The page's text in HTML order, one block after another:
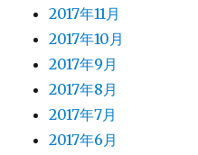
2017年11月
2017年10月
2017年9月
2017年8月
2017年7月
2017年6月